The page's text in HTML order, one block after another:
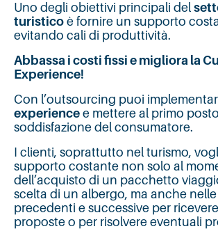
Uno degli obiettivi principali del
turistico è fornire un supporto
evitando cali di produttività.
Abbassa i costi fissi e migliora la
Experience!
Con l’outsourcing puoi
experience e mettere al primo
soddisfazione del consumatore.
I clienti, soprattutto nel turismo,
supporto costante non solo al
dell’acquisto di un pacchetto
scelta di un albergo, ma anche nelle
precedenti e successive per
proposte o per risolvere eventuali